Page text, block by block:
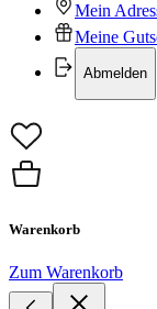
Mein
Meine
Abmelden
Warenkorb
Zum Warenkorb